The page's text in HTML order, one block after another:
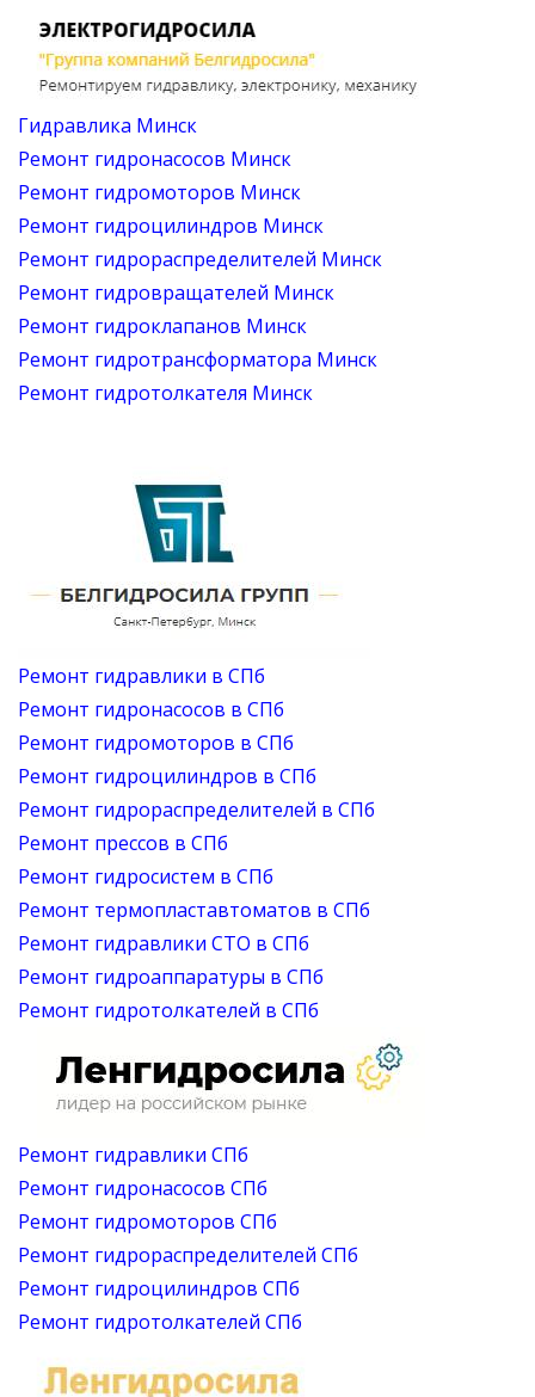
Гидравлика Минск
Ремонт гидронасосов Минск
Ремонт гидромоторов Минск
Ремонт гидроцилиндров Минск
Ремонт гидрораспределителей Минск
Ремонт гидровращателей Минск
Ремонт гидроклапанов Минск
Ремонт гидротрансформатора Минск
Ремонт гидротолкателя Минск
Ремонт гидравлики в СПб
Ремонт гидронасосов в СПб
Ремонт гидромоторов в СПб
Ремонт гидроцилиндров в СПб
Ремонт гидрораспределителей в СПб
Ремонт прессов в СПб
Ремонт гидросистем в СПб
Ремонт термопластавтоматов в СПб
Ремонт гидравлики СТО в СПб
Ремонт гидроаппаратуры в СПб
Ремонт гидротолкателей в СПб
Ремонт гидравлики СПб
Ремонт гидронасосов СПб
Ремонт гидромоторов СПб
Ремонт гидрораспределителей СПб
Ремонт гидроцилиндров СПб
Ремонт гидротолкателей СПб